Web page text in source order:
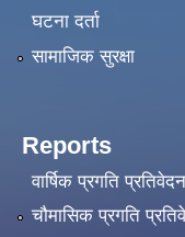
घटना दर्ता
सामाजिक सुरक्षा
Reports
वार्षिक प्रगति प्रतिवेदन
चौमासिक प्रगति